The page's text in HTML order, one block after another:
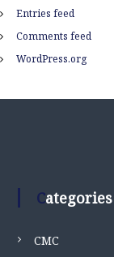
Entries feed
Comments feed
WordPress.org
Categories
CMC